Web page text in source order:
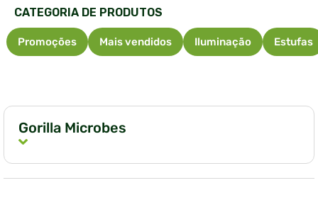
CATEGORIA DE PRODUTOS
Promoções Mais vendidos Iluminação Estufas
Gorilla Microbes